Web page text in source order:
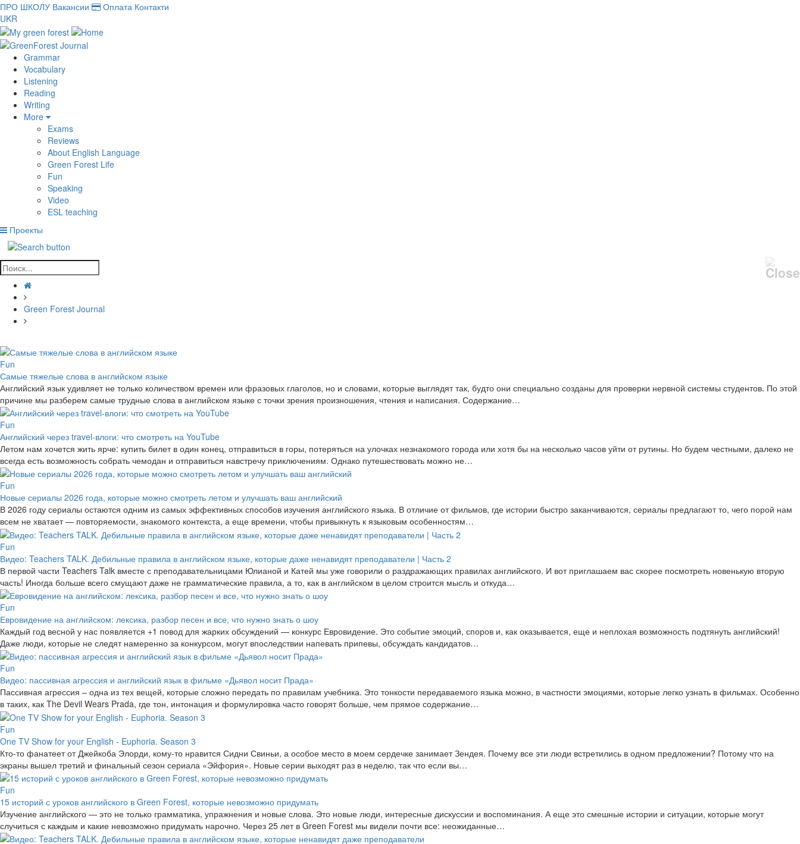
ПРО ШКОЛУ Вакансии Оплата Контакти
UKR
Grammar
Vocabulary
Listening
Reading
Writing
More
Exams
Reviews
About English Language
Green Forest Life
Fun
Speaking
Video
ESL teaching
Проекты
Green Forest Journal
Fun
Самые тяжелые слова в английском языке
Английский язык удивляет не только количеством времен или фразовых глаголов, но и словами, которые выглядят так, будто они специально созданы для проверки нервной системы студентов. По этой
причине мы разберем самые трудные слова в английском языке с точки зрения произношения, чтения и написания. Содержание…
Fun
Английский через travel-влоги: что смотреть на YouTube
Летом нам хочется жить ярче: купить билет в один конец, отправиться в горы, потеряться на улочках незнакомого города или хотя бы на несколько часов уйти от рутины. Но будем честными, далеко не
всегда есть возможность собрать чемодан и отправиться навстречу приключениям. Однако путешествовать можно не…
Fun
Новые сериалы 2026 года, которые можно смотреть летом и улучшать ваш английский
В 2026 году сериалы остаются одним из самых эффективных способов изучения английского языка. В отличие от фильмов, где истории быстро заканчиваются, сериалы предлагают то, чего порой нам
всем не хватает — повторяемости, знакомого контекста, а еще времени, чтобы привыкнуть к языковым особенностям…
Fun
Видео: Teachers TALK. Дебильные правила в английском языке, которые даже ненавидят преподаватели | Часть 2
В первой части Teachers Talk вместе с преподавательницами Юлианой и Катей мы уже говорили о раздражающих правилах английского. И вот приглашаем вас скорее посмотреть новенькую вторую
часть! Иногда больше всего смущают даже не грамматические правила, а то, как в английском в целом строится мысль и откуда…
Fun
Евровидение на английском: лексика, разбор песен и все, что нужно знать о шоу
Каждый год весной у нас появляется +1 повод для жарких обсуждений — конкурс Евровидение. Это событие эмоций, споров и, как оказывается, еще и неплохая возможность подтянуть английский!
Даже люди, которые не следят намеренно за конкурсом, могут впоследствии напевать припевы, обсуждать кандидатов…
Fun
Видео: пассивная агрессия и английский язык в фильме «Дьявол носит Прада»
Пассивная агрессия – одна из тех вещей, которые сложно передать по правилам учебника. Это тонкости передаваемого языка можно, в частности эмоциями, которые легко узнать в фильмах. Особенно
в таких, как The Devil Wears Prada, где тон, интонация и формулировка часто говорят больше, чем прямое содержание…
Fun
One TV Show for your English - Euphoria. Season 3
Кто-то фанатеет от Джейкоба Элорди, кому-то нравится Сидни Свиньи, а особое место в моем сердечке занимает Зендея. Почему все эти люди встретились в одном предложении? Потому что на
экраны вышел третий и финальный сезон сериала «Эйфория». Новые серии выходят раз в неделю, так что если вы…
Fun
15 историй с уроков английского в Green Forest, которые невозможно придумать
Изучение английского — это не только грамматика, упражнения и новые слова. Это новые люди, интересные дискуссии и воспоминания. А еще это смешные истории и ситуации, которые могут
случиться с каждым и какие невозможно придумать нарочно. Через 25 лет в Green Forest мы видели почти все: неожиданные…